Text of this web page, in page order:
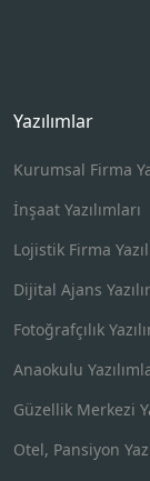
Yazılımlar
Kurumsal Firma
İnşaat Yazılımları
Lojistik Firma
Dijital Ajans
Fotoğrafçılık
Anaokulu
Güzellik Merkezi
Otel, Pansiyon